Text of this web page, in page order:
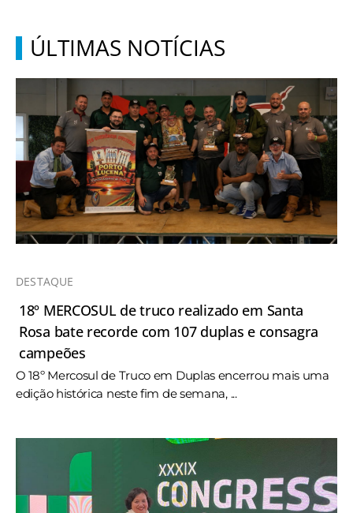
ÚLTIMAS NOTÍCIAS
DESTAQUE
18º MERCOSUL de truco realizado em Santa
Rosa bate recorde com 107 duplas e consagra
campeões
O 18º Mercosul de Truco em Duplas encerrou mais uma
edição histórica neste fim de semana, ...